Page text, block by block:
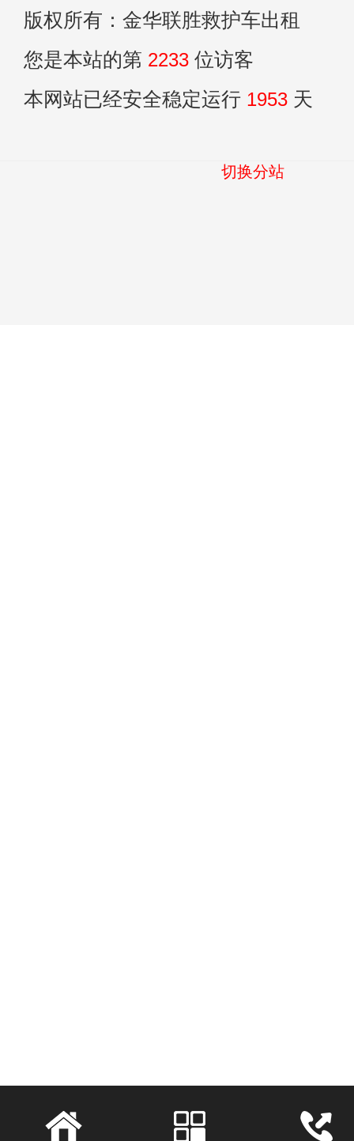
版权所有：金华联胜救护车出租
您是本站的第 2233 位访客
本网站已经安全稳定运行 1953 天
切换分站